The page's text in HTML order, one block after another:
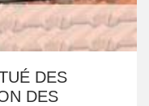
DES
DES